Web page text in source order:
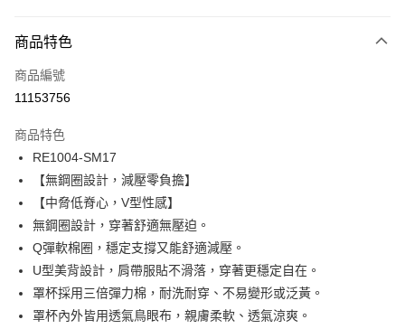
信用卡一次付款
信用卡分期付款
合作金庫商業銀行
華南商業銀行
上海商業儲蓄銀行
國泰世華商業銀行
臺灣中小企業銀行
匯豐（台灣）商業銀行
華泰商業銀行
聯邦商業銀行
遠東國際商業銀行
元大商業銀行
永豐商業銀行
玉山商業銀行
星展（台灣）商業銀行
台新國際商業銀行
中國信託商業銀行
LINE Pay
Apple Pay
悠遊付
AFTEE先享後付
商品特色
商品編號
11153756
商品特色
RE1004-SM17
【無鋼圈設計，減壓零負擔】
【中脅低脊心，V型性感】
無鋼圈設計，穿著舒適無壓迫。
Q彈軟棉圈，穩定支撐又能舒適減壓。
U型美背設計，肩帶服貼不滑落，穿著更穩定自在。
罩杯採用三倍彈力棉，耐洗耐穿、不易變形或泛黃。
罩杯內外皆用透氣鳥眼布，親膚柔軟、透氣涼爽。